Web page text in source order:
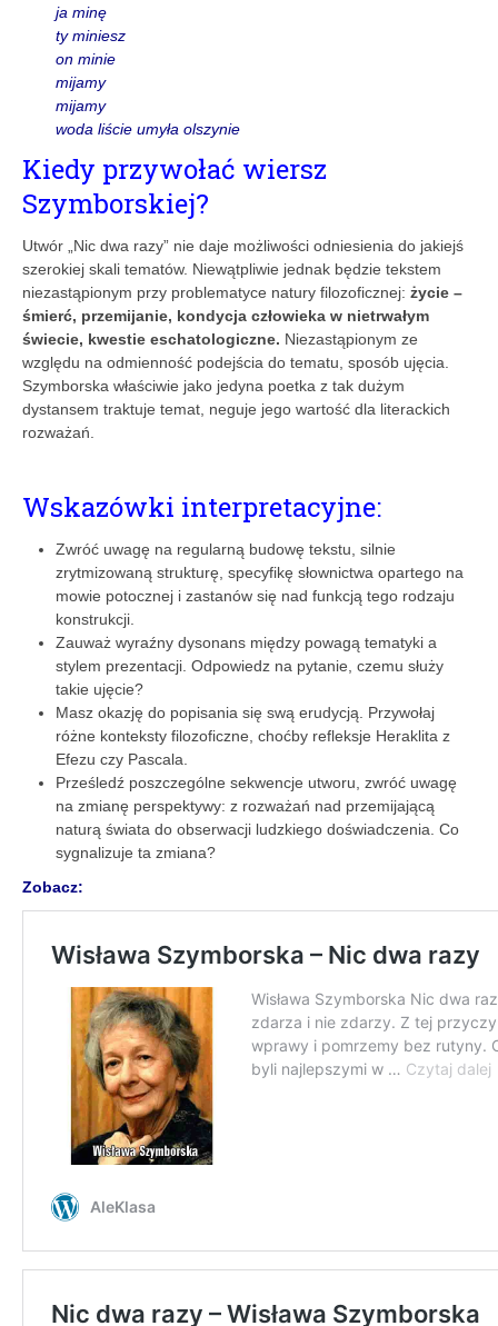
ja minę
ty miniesz
on minie
mijamy
mijamy
woda liście umyła olszynie
Kiedy przywołać wiersz
Szymborskiej?
Utwór „Nic dwa razy” nie daje możliwości odniesienia do jakiejś
szerokiej skali tematów. Niewątpliwie jednak będzie tekstem
niezastąpionym przy problematyce natury filozoficznej: życie –
śmierć, przemijanie, kondycja człowieka w nietrwałym
świecie, kwestie eschatologiczne. Niezastąpionym ze
względu na odmienność podejścia do tematu, sposób ujęcia.
Szymborska właściwie jako jedyna poetka z tak dużym
dystansem traktuje temat, neguje jego wartość dla literackich
rozważań.
Wskazówki interpretacyjne:
Zwróć uwagę na regularną budowę tekstu, silnie
zrytmizowaną strukturę, specyfikę słownictwa opartego na
mowie potocznej i zastanów się nad funkcją tego rodzaju
konstrukcji.
Zauważ wyraźny dysonans między powagą tematyki a
stylem prezentacji. Odpowiedz na pytanie, czemu służy
takie ujęcie?
Masz okazję do popisania się swą erudycją. Przywołaj
różne konteksty filozoficzne, choćby refleksje Heraklita z
Efezu czy Pascala.
Prześledź poszczególne sekwencje utworu, zwróć uwagę
na zmianę perspektywy: z rozważań nad przemijającą
naturą świata do obserwacji ludzkiego doświadczenia. Co
sygnalizuje ta zmiana?
Zobacz: